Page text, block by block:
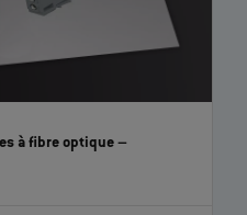
à fibre optique–